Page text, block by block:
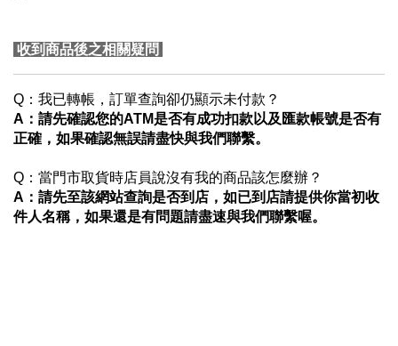
收到商品後之相關疑問
Q：我已轉帳，訂單查詢卻仍顯示未付款？
A ：請先確認您的ATM是否有成功扣款以及匯款帳號是否有
正確，如果確認無誤請盡快與我們聯繫。
Q：當門市取貨時店員說沒有我的商品該怎麼辦？
A：請先至該網站查詢是否到店，如已到店請提供你當初收
件人名稱，如果還是有問題請盡速與我們聯繫喔。